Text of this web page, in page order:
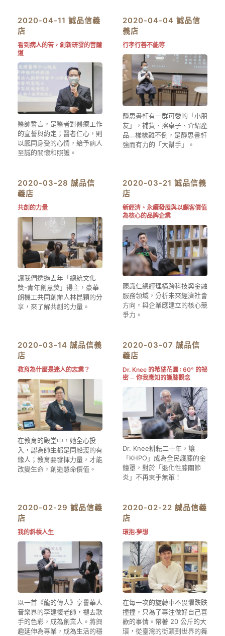
2020-04-11 誠品信義
店
看到病人的苦，創新研發的菩薩
道
醫師誓言，是醫者對醫療工作
的宣誓與約定；醫者仁心，則
以感同身受的心情，給予病人
至誠的關懷和照護。
2020-04-04 誠品信
義店
行孝行善不能等
靜思書軒有一群可愛的「小朋
友」，補貨、擦桌子、介紹產
品...樣樣難不倒，是靜思書軒
強而有力的「大幫手」。
2020-03-28 誠品信
義店
共創的力量
讓我們透過去年「總統文化
獎-青年創意獎」得主，豪華
朗機工共同創辦人林昆穎的分
享，來了解共創的力量。
2020-03-21 誠品信義
店
新經濟、永續發展與以顧客價值
為核心的品牌企業
陳識仁總經理橫跨科技與金融
服務領域，分析未來經濟社會
方向，與企業應建立的核心競
爭力。
2020-03-14 誠品信義
店
教育為什麼是迷人的志業？
在教育的殿堂中，她全心投
入，認為師生都是同船渡的有
緣人；教育要發揮力量，才能
改變生命，創造慧命價值。
2020-03-07 誠品信
義店
Dr. Knee 的希望花園 : 60° 的祕
密 ─ 你我應知的護膝觀念
Dr. Knee耕耘二十年，讓
「KHPO」成為全民護膝的金
鐘罩，對於「退化性膝關節
炎」不再束手無策！
2020-02-29 誠品信義
店
我的斜槓人生
以一首《龍的傳人》享譽華人
音樂界的李建復老師，褪去歌
手的色彩，成為創業人。將興
趣延伸為專業，成為生活的穩
2020-02-22 誠品信義
店
環抱‧夢想
在每一次的旋轉中不畏懼跌跌
撞撞，只為了專注做好自己喜
歡的事情。帶著 20 公斤的大
環，從臺灣的街頭到世界的舞